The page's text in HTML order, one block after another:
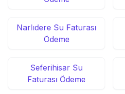
Narlıdere Su Faturası
Ödeme
Seferihisar Su
Faturası Ödeme